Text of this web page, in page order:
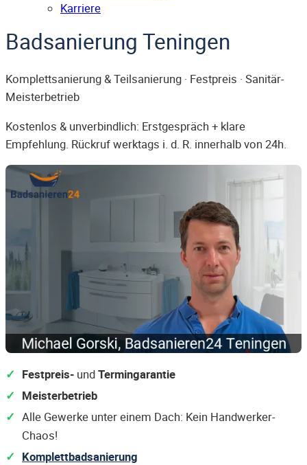
Karriere
Badsanierung Teningen
Komplettsanierung & Teilsanierung · Festpreis · Sanitär-
Meisterbetrieb
Kostenlos & unverbindlich: Erstgespräch + klare
Empfehlung. Rückruf werktags i. d. R. innerhalb von 24h.
Festpreis- undTermingarantie
Meisterbetrieb
Alle Gewerke unter einem Dach: Kein Handwerker-
Chaos!
Komplettbadsanierung